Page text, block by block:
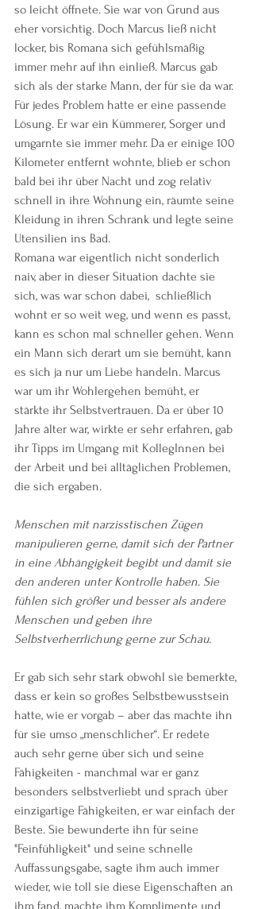
so leicht öffnete. Sie war von Grund aus
eher vorsichtig. Doch Marcus ließ nicht
locker, bis Romana sich gefühlsmäßig
immer mehr auf ihn einließ. Marcus gab
sich als der starke Mann, der für sie da war.
Für jedes Problem hatte er eine passende
Lösung. Er war ein Kümmerer, Sorger und
umgarnte sie immer mehr. Da er einige 100
Kilometer entfernt wohnte, blieb er schon
bald bei ihr über Nacht und zog relativ
schnell in ihre Wohnung ein, räumte seine
Kleidung in ihren Schrank und legte seine
Utensilien ins Bad.
Romana war eigentlich nicht sonderlich
naiv, aber in dieser Situation dachte sie
sich, was war schon dabei,  schließlich
wohnt er so weit weg, und wenn es passt,
kann es schon mal schneller gehen. Wenn
ein Mann sich derart um sie bemüht, kann
es sich ja nur um Liebe handeln. Marcus
war um ihr Wohlergehen bemüht, er
stärkte ihr Selbstvertrauen. Da er über 10
Jahre älter war, wirkte er sehr erfahren, gab
ihr Tipps im Umgang mit KollegInnen bei
der Arbeit und bei alltäglichen Problemen,
die sich ergaben.
Menschen mit narzisstischen Zügen
manipulieren gerne, damit sich der Partner
in eine Abhängigkeit begibt und damit sie
den anderen unter Kontrolle haben. Sie
fühlen sich größer und besser als andere
Menschen und geben ihre
Selbstverherrlichung gerne zur Schau.
Er gab sich sehr stark obwohl sie bemerkte,
dass er kein so großes Selbstbewusstsein
hatte, wie er vorgab – aber das machte ihn
für sie umso „menschlicher“. Er redete
auch sehr gerne über sich und seine
Fähigkeiten - manchmal war er ganz
besonders selbstverliebt und sprach über
einzigartige Fähigkeiten, er war einfach der
Beste. Sie bewunderte ihn für seine
"Feinfühligkeit" und seine schnelle
Auffassungsgabe, sagte ihm auch immer
wieder, wie toll sie diese Eigenschaften an
ihm fand, machte ihm Komplimente und